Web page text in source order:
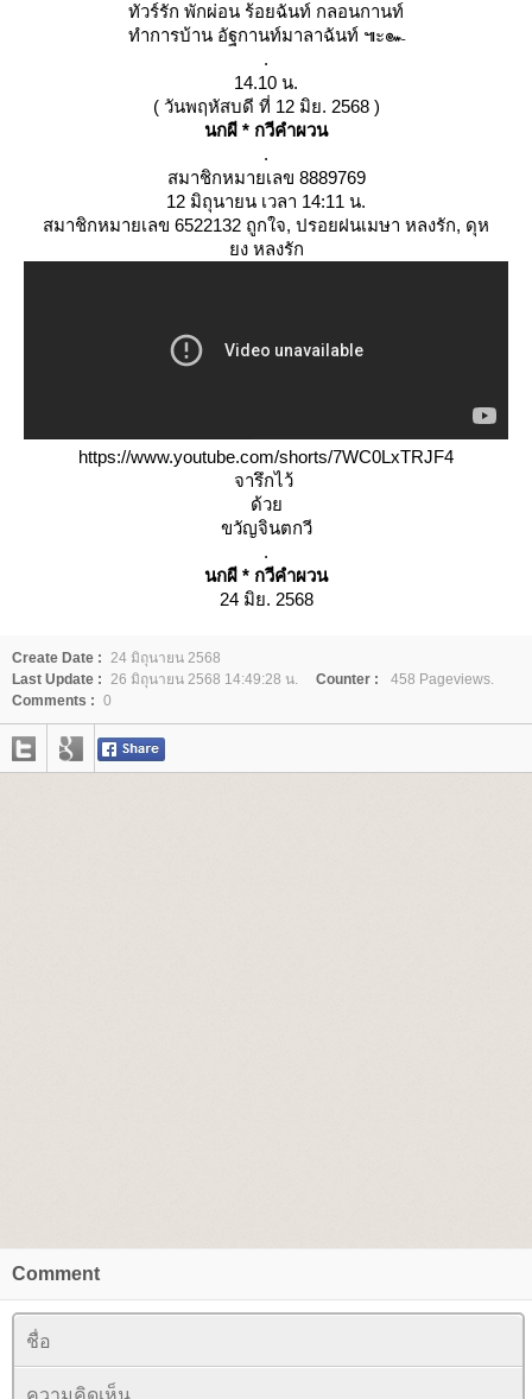
ทัวร์รัก พักผ่อน ร้อยฉันท์ กลอนกานท์
ทำการบ้าน อัฐกานท์มาลาฉันท์ ๚ะ๛
.
14.10 น.
( วันพฤหัสบดี ที่ 12 มิย. 2568 )
นกผี * กวีคำผวน
.
สมาชิกหมายเลข 8889769
12 มิถุนายน เวลา 14:11 น.
สมาชิกหมายเลข 6522132 ถูกใจ, ปรอยฝนเมษา หลงรัก, ดุห
ง หลงรัก
https://www.youtube.com/shorts/7WC0LxTRJF4
จารึกไว้
ด้ว
ขวัญจินตกวี
.
นกผี * กวีคำผวน
24 มิย. 2568
Create Date : 24 มิถุนายน 2568
Last Update : 26 มิถุนายน 2568 14:49:28 น. Counter :
458 Pageviews.
Comments : 0
Comment